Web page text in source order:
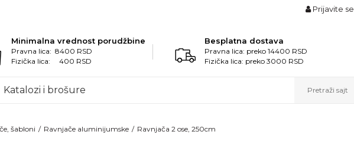
Prijavite se
Minimalna vrednost porudžbine
Pravna lica: 8400 RSD
Fizička lica: 400 RSD
Besplatna dostava
Pravna lica: preko 14400 RSD
Fizička lica: preko 3000 RSD
Katalozi i brošure Pretraži sajt
šabloni Ravnjače aluminijumske Ravnjača 2 ose, 250cm